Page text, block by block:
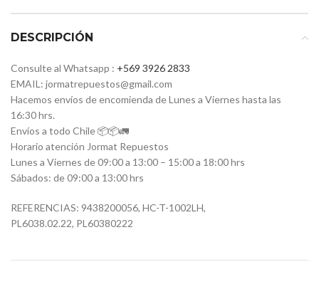
DESCRIPCIÓN
Consulte al Whatsapp : +569 3926 2833
EMAIL: jormatrepuestos@gmail.com
Hacemos envíos de encomienda de Lunes a Viernes hasta las
16:30 hrs.
Envíos a todo Chile 📦📦🚛
Horario atención Jormat Repuestos
Lunes a Viernes de 09:00 a 13:00 – 15:00 a 18:00 hrs
Sábados: de 09:00 a 13:00 hrs
REFERENCIAS: 9438200056, HC-T-1002LH,
PL6038.02.22, PL60380222